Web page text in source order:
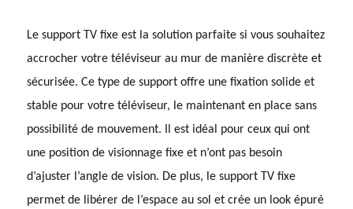
Le support TV fixe est la solution parfaite si vous souhaitez
accrocher votre téléviseur au mur de manière discrète et
sécurisée. Ce type de support offre une fixation solide et
stable pour votre téléviseur, le maintenant en place sans
possibilité de mouvement. Il est idéal pour ceux qui ont
une position de visionnage fixe et n’ont pas besoin
d’ajuster l’angle de vision. De plus, le support TV fixe
permet de libérer de l’espace au sol et crée un look épuré